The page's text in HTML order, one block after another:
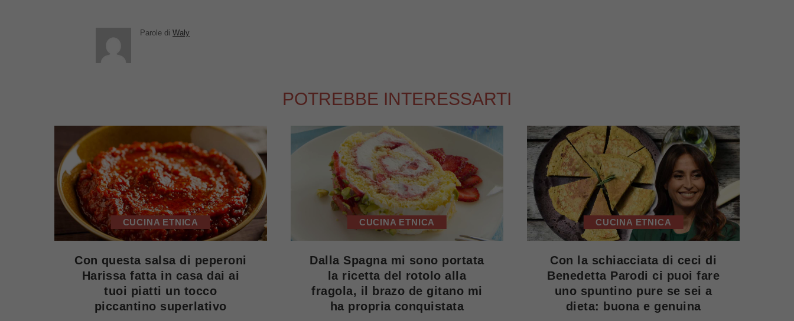
Parole di Waly
POTREBBE INTERESSARTI
CUCINA ETNICA
Con questa salsa di peperoni
Harissa fatta in casa dai ai
tuoi piatti un tocco
piccantino superlativo
CUCINA ETNICA
Dalla Spagna mi sono portata
la ricetta del rotolo alla
fragola, il brazo de gitano mi
ha propria conquistata
CUCINA ETNICA
Con la schiacciata di ceci di
Benedetta Parodi ci puoi fare
uno spuntino pure se sei a
dieta: buona e genuina